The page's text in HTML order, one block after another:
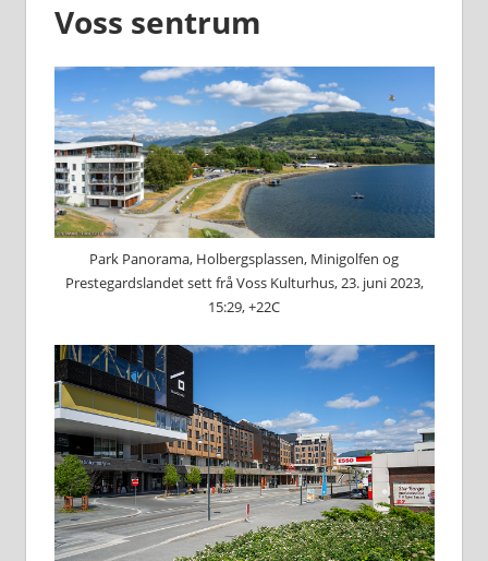
Voss sentrum
Park Panorama, Holbergsplassen, Minigolfen og
Prestegardslandet sett frå Voss Kulturhus, 23. juni 2023,
15:29, +22C